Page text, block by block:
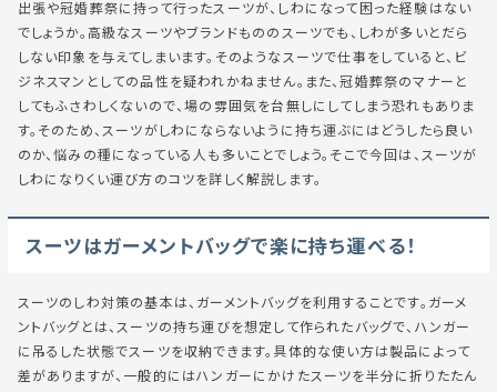
出張や冠婚葬祭に持って行ったスーツが、しわになって困った経験はない
でしょうか。高級なスーツやブランドもののスーツでも、しわが多いとだら
しない印象を与えてしまいます。そのようなスーツで仕事をしていると、ビ
ジネスマンとしての品性を疑われかねません。また、冠婚葬祭のマナーと
してもふさわしくないので、場の雰囲気を台無しにしてしまう恐れもありま
す。そのため、スーツがしわにならないように持ち運ぶにはどうしたら良い
のか、悩みの種になっている人も多いことでしょう。そこで今回は、スーツが
しわになりくい運び方のコツを詳しく解説します。
スーツはガーメントバッグで楽に持ち運べる！
スーツのしわ対策の基本は、ガーメントバッグを利用することです。ガーメ
ントバッグとは、スーツの持ち運びを想定して作られたバッグで、ハンガー
に吊るした状態でスーツを収納できます。具体的な使い方は製品によって
差がありますが、一般的にはハンガーにかけたスーツを半分に折りたたん